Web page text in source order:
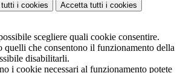
tutti i cookies Accetta tutti i cookies
scegliere quali cookie consentire.
quelli che consentono il funzionamento della
disabilitarli.
i cookie necessari al funzionamento potete